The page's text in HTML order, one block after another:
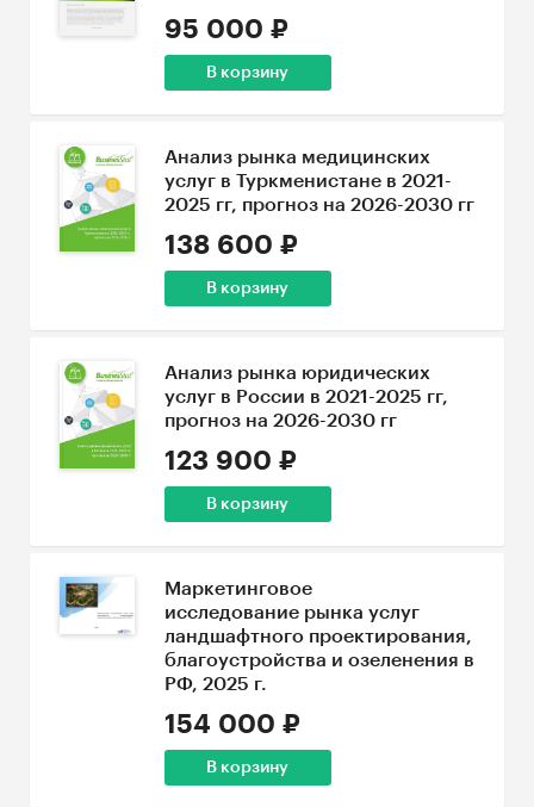
95 000 ₽
В корзину
Анализ рынка медицинских
услуг в Туркменистане в 2021-
2025 гг, прогноз на 2026-2030 гг
138 600 ₽
В корзину
Анализ рынка юридических
услуг в России в 2021-2025 гг,
прогноз на 2026-2030 гг
123 900 ₽
В корзину
Маркетинговое
исследование рынка услуг
ландшафтного проектирования,
благоустройства и озеленения в
РФ, 2025 г.
154 000 ₽
В корзину